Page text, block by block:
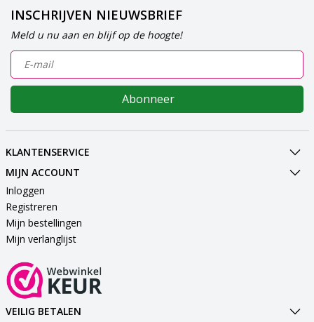
INSCHRIJVEN NIEUWSBRIEF
Meld u nu aan en blijf op de hoogte!
Abonneer
KLANTENSERVICE
MIJN ACCOUNT
Inloggen
Registreren
Mijn bestellingen
Mijn verlanglijst
VEILIG BETALEN